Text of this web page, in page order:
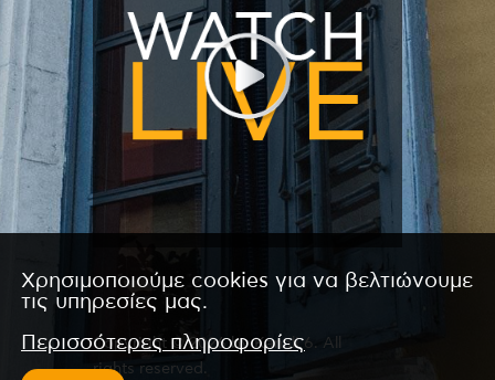
Copyright © 2026 by Kanali 6. All
rights reserved.
Χρησιμοποιούμε cookies για να βελτιώνουμε
τις υπηρεσίες μας.
Περισσότερες πληροφορίες